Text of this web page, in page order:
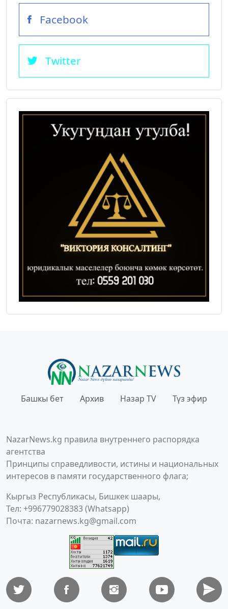
Facebook
Twitter
Башкы бет Архив Назар TV Түз эфир
NazarNews.kg правила внутреннего распорядка
агентства
Принципы справедливости, истины и национальных
интересов в памяти государственного флага;
Кыргыз Республикасы, Бишкек шаары,
Тел: +996779028383 (Whatsapp)
Почта: nazarnews.kg@gmail.com